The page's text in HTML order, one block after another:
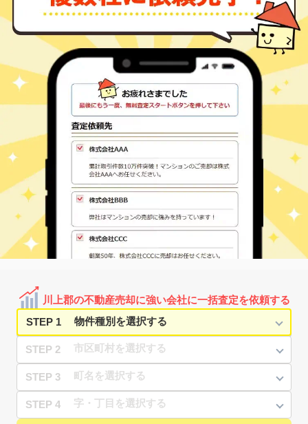
川上郡の不動産売却に強い会社に一括査定を依頼する
STEP 1
STEP 2
STEP 3
STEP 4